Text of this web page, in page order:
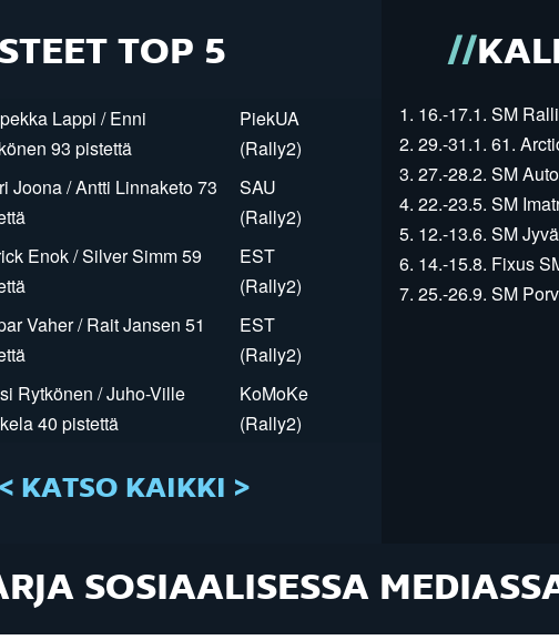
TOP 5
Lappi / Enni
93 pistettä
PiekUA
(Rally2)
Joona / Antti Linnaketo 73
SAU
(Rally2)
Enok / Silver Simm 59
EST
(Rally2)
Vaher / Rait Jansen 51
EST
(Rally2)
Rytkönen / Juho-Ville
40 pistettä
KoMoKe
(Rally2)
< KATSO KAIKKI >
1. 16.-17.1. SM
2. 29.-31.1. 61.
3. 27.-28.2. SM
4. 22.-23.5. SM
5. 12.-13.6. SM
6. 14.-15.8. Fixus
7. 25.-26.9. SM
SOSIAALISESSA